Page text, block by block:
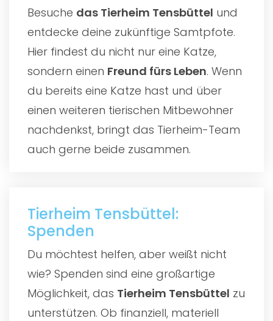
Besuche das Tierheim Tensbüttel und
entdecke deine zukünftige Samtpfote.
Hier findest du nicht nur eine Katze,
sondern einen Freund fürs Leben. Wenn
du bereits eine Katze hast und über
einen weiteren tierischen Mitbewohner
nachdenkst, bringt das Tierheim-Team
auch gerne beide zusammen.
Tierheim Tensbüttel:
Spenden
Du möchtest helfen, aber weißt nicht
wie? Spenden sind eine großartige
Möglichkeit, das Tierheim Tensbüttel zu
unterstützen. Ob finanziell, materiell